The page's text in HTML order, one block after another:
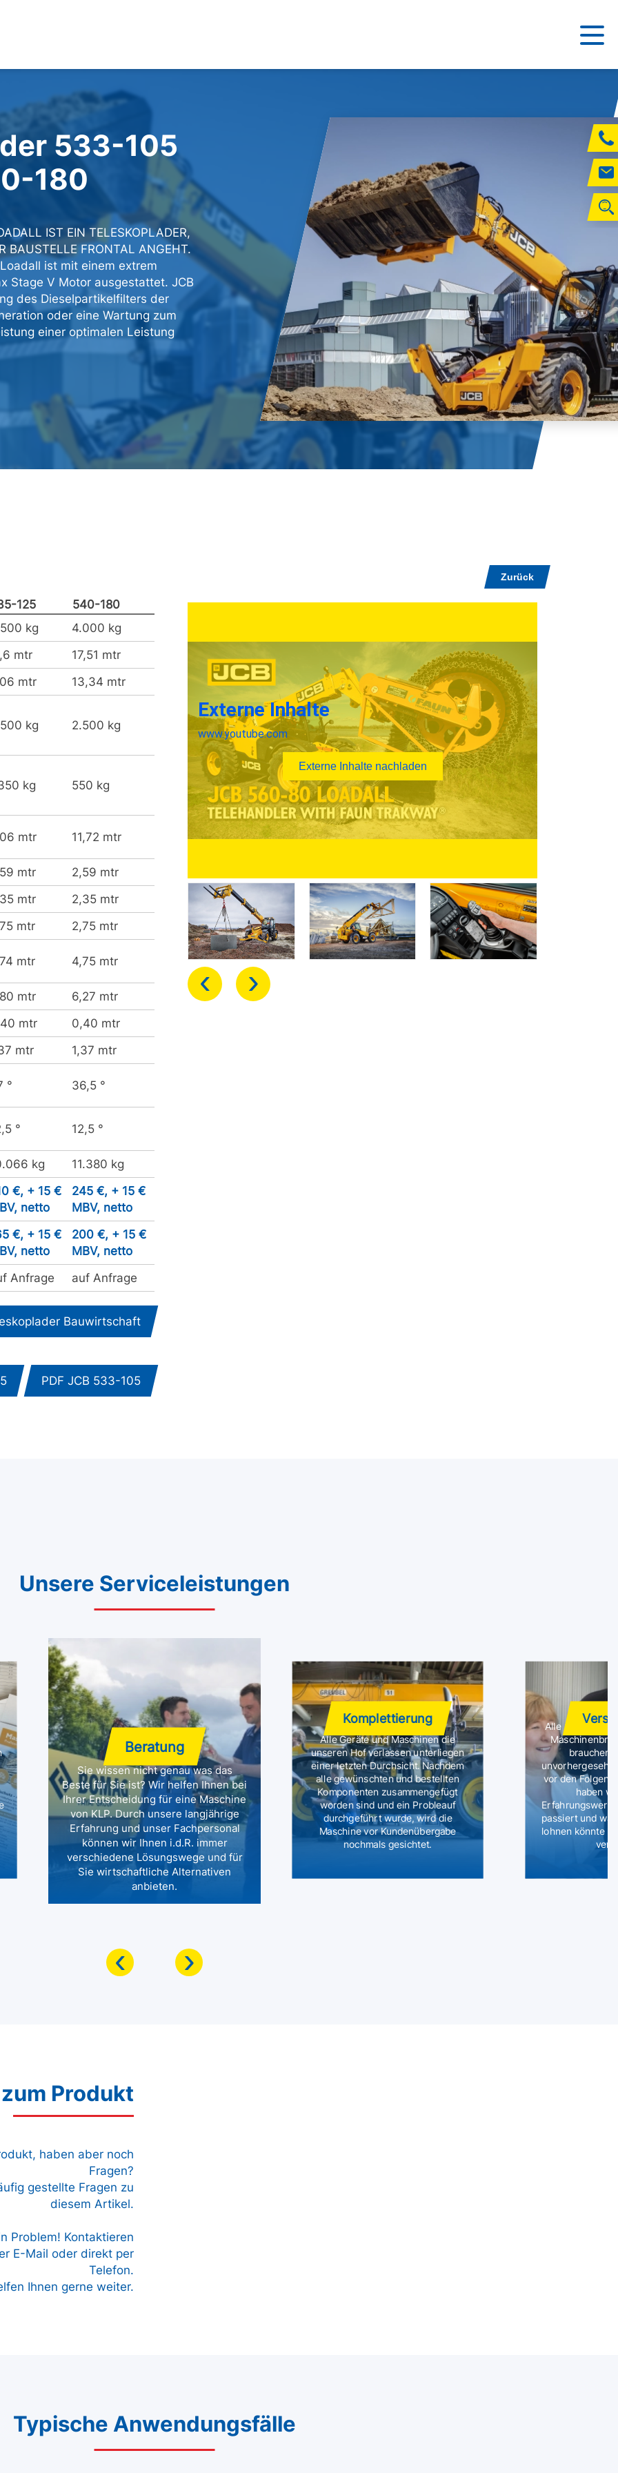
533-105
180
IST EIN TELESKOPLADER,
BAUSTELLE FRONTAL ANGEHT.
ist mit einem extrem
Stage V Motor ausgestattet. JCB
des Dieselpartikelfilters der
oder eine Wartung zum
einer optimalen Leistung
Zurück
125
540-180
kg
4.000 kg
mtr
17,51 mtr
mtr
13,34 mtr
kg 2.500 kg
kg 550 kg
mtr 11,72 mtr
mtr
2,59 mtr
mtr
2,35 mtr
mtr
2,75 mtr
mtr 4,75 mtr
mtr
6,27 mtr
mtr
0,40 mtr
mtr
1,37 mtr
° 36,5 °
° 12,5 °
kg
11.380 kg
€, + 15 €
netto
245 €, + 15 €
MBV, netto
€, + 15 €
netto
200 €, + 15 €
MBV, netto
Anfrage auf Anfrage
Bauwirtschaft
PDF JCB 533-105
‹ ›
Unsere Serviceleistungen
Beratung
Sie wissen nicht genau was das
Beste für Sie ist? Wir helfen Ihnen bei
Ihrer Entscheidung für eine Maschine
von KLP. Durch unsere langjährige
Erfahrung und unser Fachpersonal
können wir Ihnen i.d.R. immer
verschiedene Lösungswege und für
Sie wirtschaftliche Alternativen
anbieten.
Komplettierung
Alle Geräte und Maschinen die
unseren Hof verlassen unterliegen
einer letzten Durchsicht. Nachdem
alle gewünschten und bestellten
Komponenten zusammengefügt
worden sind und ein Probleauf
durchgeführt wurde, wird die
Maschine vor Kundenübergabe
nochmals gesichtet.
Alle unsere
brauchen
vor den Folgen
haben
passiert und
lohnen könnte
‹ ›
Produkt
haben aber noch
Fragen?
gestellte Fragen zu
diesem Artikel.
Problem! Kontaktieren
E-Mail oder direkt per
Telefon.
Ihnen gerne weiter.
Typische Anwendungsfälle